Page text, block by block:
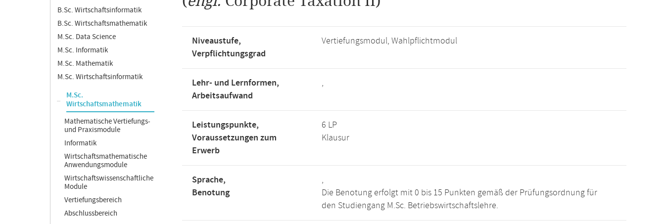
B.Sc. Wirtschaftsinformatik
B.Sc. Wirtschaftsmathematik
M.Sc. Data Science
M.Sc. Informatik
M.Sc. Mathematik
M.Sc. Wirtschaftsinformatik
M.Sc.
Wirtschaftsmathematik
Mathematische Vertiefungs-
und Praxismodule
Informatik
Wirtschaftsmathematische
Anwendungsmodule
Wirtschaftswissenschaftliche
Module
Vertiefungsbereich
Abschlussbereich
Niveaustufe,
Verpflichtungsgrad
Vertiefungsmodul, Wahlpflichtmodul
Lehr- und Lernformen,
Arbeitsaufwand
,
Leistungspunkte,
Voraussetzungen zum
Erwerb
6 LP
Klausur
Sprache,
Benotung
,
Die Benotung erfolgt mit 0 bis 15 Punkten gemäß der Prüfungsordnung für
den Studiengang M.Sc. Betriebswirtschaftslehre.